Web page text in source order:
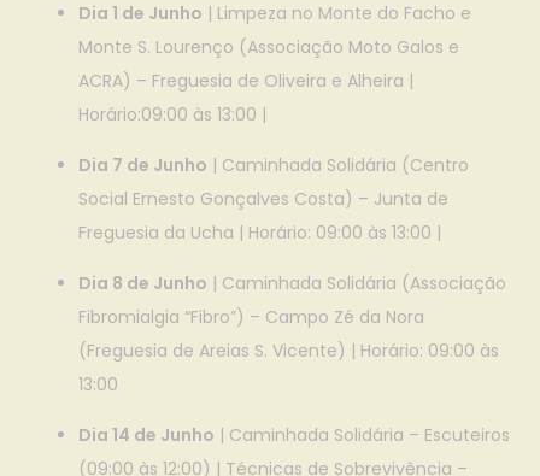
Dia 1 de Junho | Limpeza no Monte do Facho e
Monte S. Lourenço (Associação Moto Galos e
ACRA) – Freguesia de Oliveira e Alheira |
Horário:09:00 às 13:00 |
Dia 7 de Junho | Caminhada Solidária (Centro
Social Ernesto Gonçalves Costa) – Junta de
Freguesia da Ucha | Horário: 09:00 às 13:00 |
Dia 8 de Junho | Caminhada Solidária (Associação
Fibromialgia “Fibro”) – Campo Zé da Nora
(Freguesia de Areias S. Vicente) | Horário: 09:00 às
13:00
Dia 14 de Junho | Caminhada Solidária – Escuteiros
(09:00 às 12:00) | Técnicas de Sobrevivência –